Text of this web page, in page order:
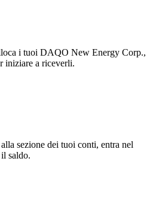
i tuoi DAQO New Energy Corp.,
iniziare a riceverli.
sezione dei tuoi conti, entra nel
saldo.